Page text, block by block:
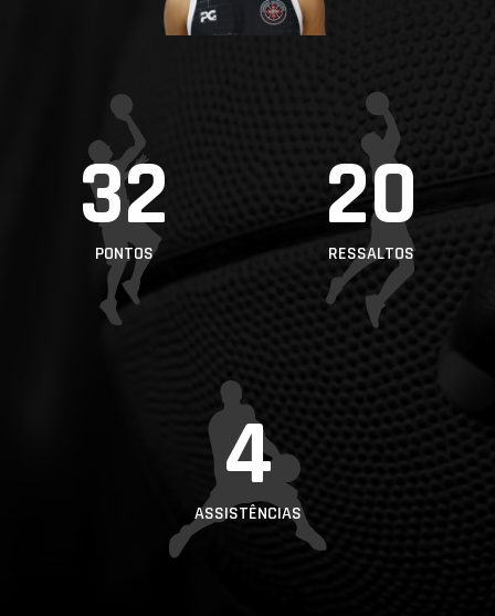
MASCULINA
LIGA BETCLIC
FEMININA32
PONTOS
20
RESSALTOS
4
ASSISTÊNCIAS